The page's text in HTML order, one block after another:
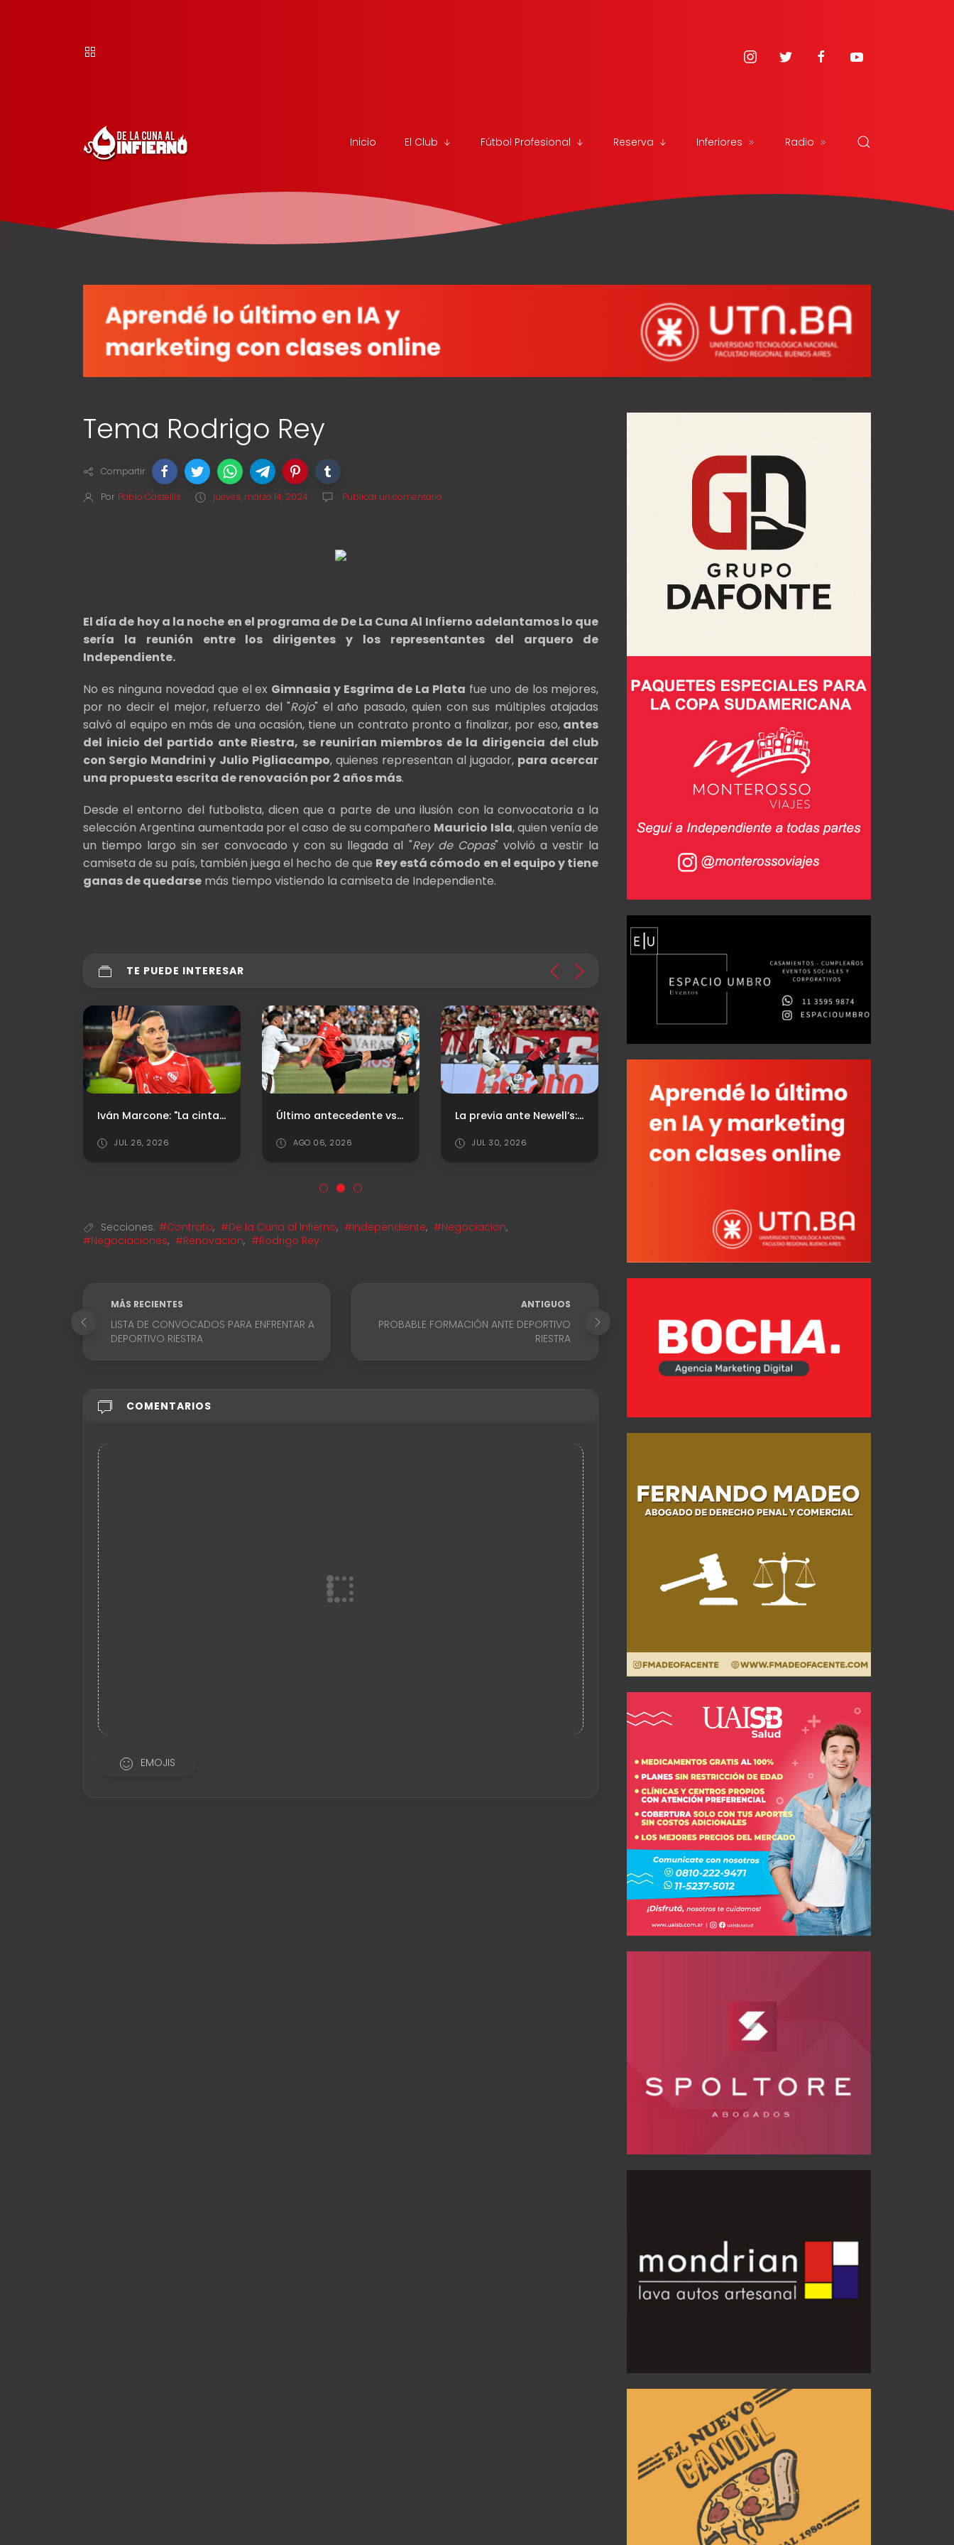
Inicio El Club Fútbol Profesional Reserva Inferiores Radio
Tema Rodrigo Rey
Compartir
Por Pablo Castellis jueves, marzo 14, 2024 Publicar un comentario
El día de hoy a la noche en el programa de De La Cuna Al Infierno adelantamos lo que
sería la reunión entre los dirigentes y los representantes del arquero de
Independiente.
No es ninguna novedad que el ex Gimnasia y Esgrima de La Plata fue uno de los mejores,
por no decir el mejor, refuerzo del "Rojo" el año pasado, quien con sus múltiples atajadas
salvó al equipo en más de una ocasión, tiene un contrato pronto a finalizar, por eso, antes
del inicio del partido ante Riestra, se reunirían miembros de la dirigencia del club
con Sergio Mandrini y Julio Pigliacampo, quienes representan al jugador, para acercar
una propuesta escrita de renovación por 2 años más.
Desde el entorno del futbolista, dicen que a parte de una ilusión con la convocatoria a la
selección Argentina aumentada por el caso de su compañero Mauricio Isla, quien venía de
un tiempo largo sin ser convocado y con su llegada al "Rey de Copas" volvió a vestir la
camiseta de su país, también juega el hecho de que Rey está cómodo en el equipo y tiene
ganas de quedarse más tiempo vistiendo la camiseta de Independiente.
TE PUEDE INTERESAR
Iván Marcone: "La cinta de capitán es algo simbólico"
JUL 26, 2026
Último antecedente vs. Platense
AGO 06, 2026
La previa ante Newell’s: horario, TV, y posibles formaciones
JUL 30, 2026
Convocados ante Newell’s
Secciones: #Contrato, #De la Cuna al Infierno, #Independiente, #Negociacion,
#Negociaciones, #Renovacion, #Rodrigo Rey
MÁS RECIENTES
LISTA DE CONVOCADOS PARA ENFRENTAR A
DEPORTIVO RIESTRA
ANTIGUOS
PROBABLE FORMACIÓN ANTE DEPORTIVO
RIESTRA
COMENTARIOS
EMOJIS